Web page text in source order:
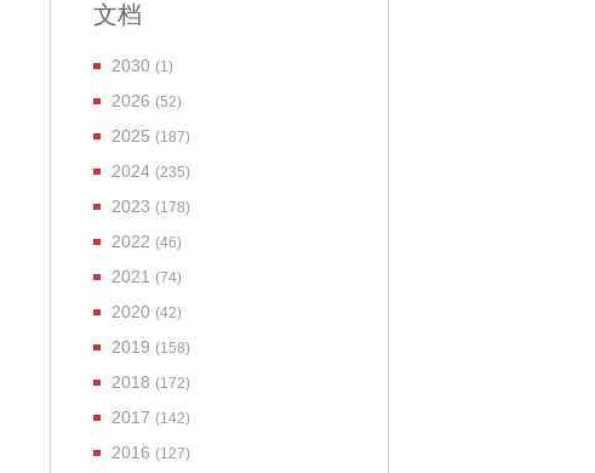
文档
2030 (1)
2026 (52)
2025 (187)
2024 (235)
2023 (178)
2022 (46)
2021 (74)
2020 (42)
2019 (158)
2018 (172)
2017 (142)
2016 (127)